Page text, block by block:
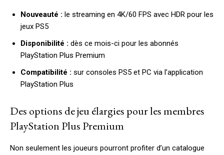
Nouveauté : le streaming en 4K/60 FPS avec HDR pour les
jeux PS5
Disponibilité : dès ce mois-ci pour les abonnés
PlayStation Plus Premium
Compatibilité : sur consoles PS5 et PC via l’application
PlayStation Plus
Des options de jeu élargies pour les membres
PlayStation Plus Premium
Non seulement les joueurs pourront profiter d’un catalogue